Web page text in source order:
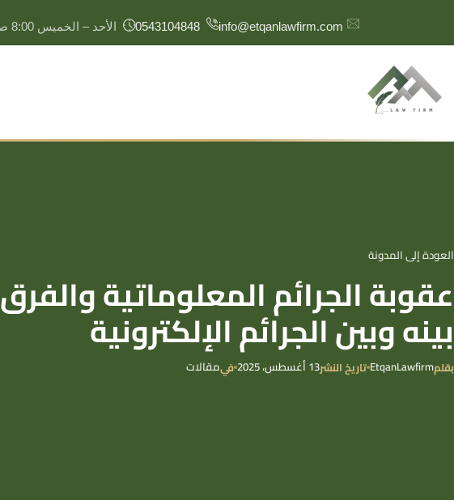
info@etqanlawfirm.com
0543104848 الأحد – الخميس 8:00 صباحًا – 5:00 مساءً
الحوكمة
حوكمة المنشآت
حوكمة الشركات
حوكمة المنظمات غير الربحية
حوكمة المؤسسات المالية
حوكمة شركات التأمين
حوكمة المنشآت الصحية
العودة إلى المدونة
عقوبة الجرائم المعلوماتية والفرق
بينه وبين الجرائم الإلكترونية
بقلمEtqanLawfirm تاريخ النشر13 أغسطس، 2025 فيمقالات